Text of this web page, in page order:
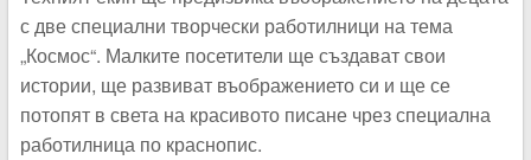
с две специални творчески работилници на тема
„Космос“. Малките посетители ще създават свои
истории, ще развиват въображението си и ще се
потопят в света на красивото писане чрез специална
работилница по краснопис.